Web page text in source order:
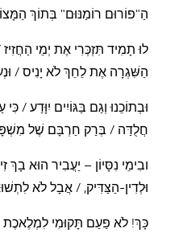
הַ"פוֹרוּם רוֹמַנּוּם" בְּתוֹךְ
לוּ תָמִיד תִּזְכְּרִי אֶת יְמֵי
הַשִּׁגְרָה אֶת לֵחֵךְ לֹא יָנִיס /
וּבְתוֹכֵנוּ וְגַם בַּגּוֹיִים יִוָּדַע /
חֲלֻדַּה / בְּרַק חַרְבָּם שֶׁל
ובִימֵי נִסָּיוֹן – יַעֲבִיר הוּא
וּלְדִין-הַצַּדִּיק, / אֲבָל לֹא
כָּךְ! לֹא פַעַם תָּקוּמִי